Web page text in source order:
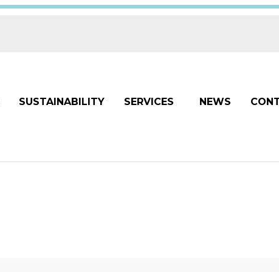
SUSTAINABILITY SERVICES NEWS